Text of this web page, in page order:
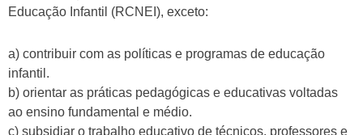
Educação Infantil (RCNEI), exceto:
a) contribuir com as políticas e programas de educação
infantil.
b) orientar as práticas pedagógicas e educativas voltadas
ao ensino fundamental e médio.
c) subsidiar o trabalho educativo de técnicos, professores e